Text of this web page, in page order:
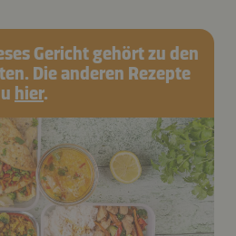
Gericht gehört zu den
Die anderen Rezepte
hier.